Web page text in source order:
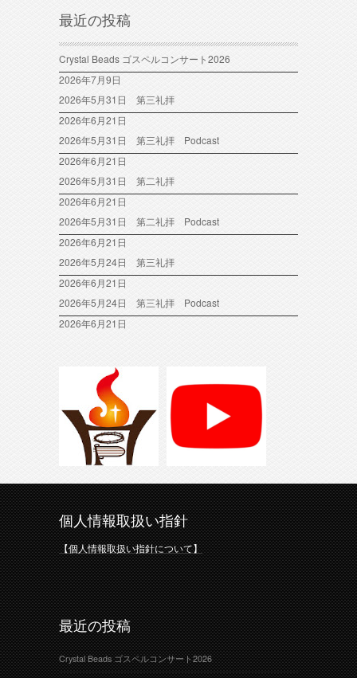
最近の投稿
Crystal Beads ゴスペルコンサート2026
2026年7月9日
2026年5月31日 第三礼拝
2026年6月21日
2026年5月31日 第三礼拝 Podcast
2026年6月21日
2026年5月31日 第二礼拝
2026年6月21日
2026年5月31日 第二礼拝 Podcast
2026年6月21日
2026年5月24日 第三礼拝
2026年6月21日
2026年5月24日 第三礼拝 Podcast
2026年6月21日
個人情報取扱い指針
【個人情報取扱い指針について】
最近の投稿
Crystal Beads ゴスペルコンサート2026